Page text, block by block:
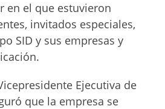
en el que estuvieron
invitados especiales,
SID y sus empresas y
Ejecutiva de
que la empresa se